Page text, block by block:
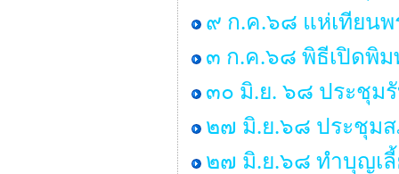
๙ ก.ค.๖๘ แห่เทียน
๓ ก.ค.๖๘ พิธีเปิดพิ
๓๐ มิ.ย. ๖๘ ประชุม
๒๗ มิ.ย.๖๘ ประชุม
๒๗ มิ.ย.๖๘ ทำบุญเลี้